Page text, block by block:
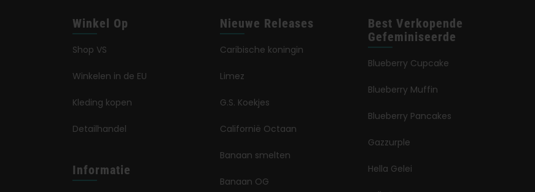
Winkel Op
Shop VS
Winkelen in de EU
Kleding kopen
Detailhandel
Informatie
Nieuwe Releases
Caribische koningin
Limez
G.S. Koekjes
Californië Octaan
Banaan smelten
Banaan OG
Best Verkopende
Gefeminiseerde
Blueberry Cupcake
Blueberry Muffin
Blueberry Pancakes
Gazzurple
Hella Gelei